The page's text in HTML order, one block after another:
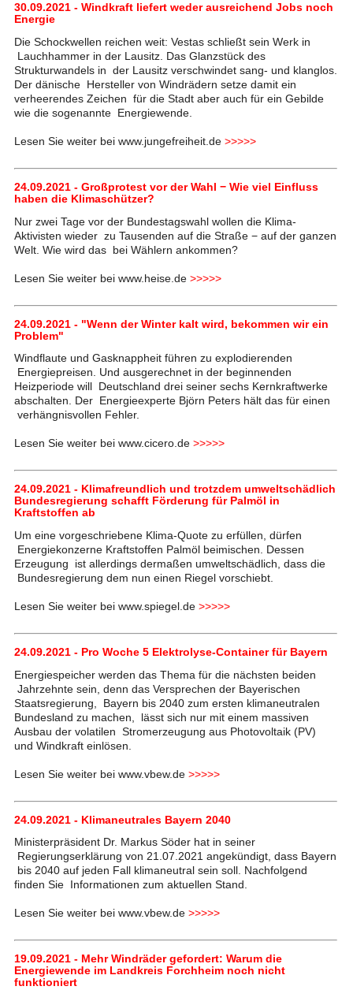
30.09.2021 - Windkraft liefert weder ausreichend Jobs noch
Energie
Die Schockwellen reichen weit: Vestas schließt sein Werk in
Lauchhammer in der Lausitz. Das Glanzstück des
Strukturwandels in der Lausitz verschwindet sang- und klanglos.
Der dänische Hersteller von Windrädern setze damit ein
verheerendes Zeichen für die Stadt aber auch für ein Gebilde
wie die sogenannte Energiewende.
Lesen Sie weiter bei www.jungefreiheit.de >>>>>
24.09.2021 - Großprotest vor der Wahl − Wie viel Einfluss
haben die Klimaschützer?
Nur zwei Tage vor der Bundestagswahl wollen die Klima-
Aktivisten wieder zu Tausenden auf die Straße − auf der ganzen
Welt. Wie wird das bei Wählern ankommen?
Lesen Sie weiter bei www.heise.de >>>>>
24.09.2021 - "Wenn der Winter kalt wird, bekommen wir ein
Problem"
Windflaute und Gasknappheit führen zu explodierenden
Energiepreisen. Und ausgerechnet in der beginnenden
Heizperiode will Deutschland drei seiner sechs Kernkraftwerke
abschalten. Der Energieexperte Björn Peters hält das für einen
verhängnisvollen Fehler.
Lesen Sie weiter bei www.cicero.de >>>>>
24.09.2021 - Klimafreundlich und trotzdem umweltschädlich
Bundesregierung schafft Förderung für Palmöl in
Kraftstoffen ab
Um eine vorgeschriebene Klima-Quote zu erfüllen, dürfen
Energiekonzerne Kraftstoffen Palmöl beimischen. Dessen
Erzeugung ist allerdings dermaßen umweltschädlich, dass die
Bundesregierung dem nun einen Riegel vorschiebt.
Lesen Sie weiter bei www.spiegel.de >>>>>
24.09.2021 - Pro Woche 5 Elektrolyse-Container für Bayern
Energiespeicher werden das Thema für die nächsten beiden
Jahrzehnte sein, denn das Versprechen der Bayerischen
Staatsregierung, Bayern bis 2040 zum ersten klimaneutralen
Bundesland zu machen, lässt sich nur mit einem massiven
Ausbau der volatilen Stromerzeugung aus Photovoltaik (PV)
und Windkraft einlösen.
Lesen Sie weiter bei www.vbew.de >>>>>
24.09.2021 - Klimaneutrales Bayern 2040
Ministerpräsident Dr. Markus Söder hat in seiner
Regierungserklärung von 21.07.2021 angekündigt, dass Bayern
bis 2040 auf jeden Fall klimaneutral sein soll. Nachfolgend
finden Sie Informationen zum aktuellen Stand.
Lesen Sie weiter bei www.vbew.de >>>>>
19.09.2021 - Mehr Windräder gefordert: Warum die
Energiewende im Landkreis Forchheim noch nicht
funktioniert